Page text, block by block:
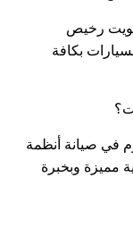
رخيص
بكافة
في صيانة أنظمة
مميزة وبخبرة